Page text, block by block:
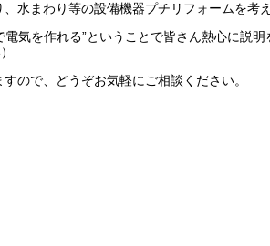
水まわり等の設備機器プチリフォームを考
電気を作れる”ということで皆さん熱心に説
ので、どうぞお気軽にご相談ください。